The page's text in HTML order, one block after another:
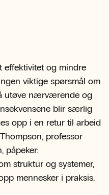
effektivitet og mindre
viktige spørsmål om
utøve nærværende og
blir særlig
opp i en retur til arbeid
professor
påpeker:
struktur og systemer,
mennesker i praksis.